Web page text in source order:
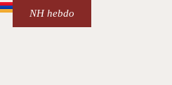
NH hebdo